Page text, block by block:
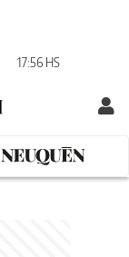
17:56 HS